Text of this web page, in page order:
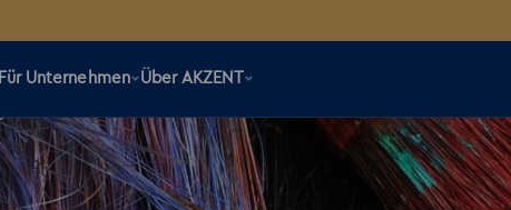
Für Unternehmen Über AKZENT